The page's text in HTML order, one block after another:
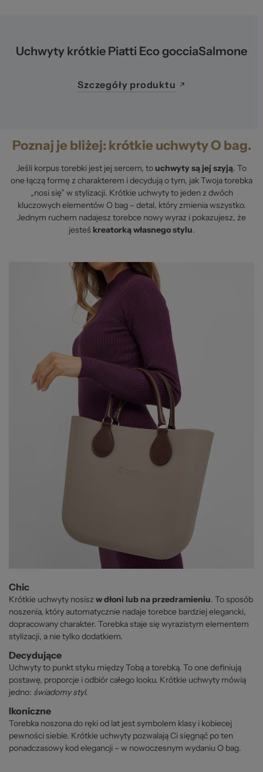
Poznaj je bliżej: krótkie uchwyty O bag.
Jeśli korpus torebki jest jej sercem, touchwyty są jej szyją. To
one łączą formę z charakterem i decydują o tym, jak Twoja torebka
„nosi się” w stylizacji. Krótkie uchwyty to jeden z dwóch
kluczowych elementów O bag – detal, który zmienia wszystko.
Jednym ruchem nadajesz torebce nowy wyraz i pokazujesz, że
jesteś kreatorką własnego stylu.
Chic
Krótkie uchwyty nosiszw dłoni lub na przedramieniu. To sposób
noszenia, który automatycznie nadaje torebce bardziej elegancki,
dopracowany charakter. Torebka staje się wyrazistym elementem
stylizacji, a nie tylko dodatkiem.
Decydujące
Uchwyty to punkt styku między Tobą a torebką. To one definiują
postawę, proporcje i odbiór całego looku. Krótkie uchwyty mówią
jedno: świadomy styl.
Ikoniczne
Torebka noszona do ręki od lat jest symbolem klasy i kobiecej
pewności siebie. Krótkie uchwyty pozwalają Ci sięgnąć po ten
ponadczasowy kod elegancji – w nowoczesnym wydaniu O bag.
Uchwyty krótkie Piatti Eco gocciaSalmone
Szczegóły produktu